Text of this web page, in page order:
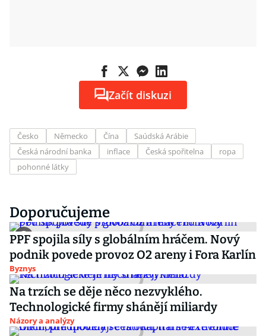
Začít diskuzi
Česko Německo Čína
Saúdská Arábie
Česká národní banka
inflace Česká spořitelna
ropa
pohonné látky
Doporučujeme
PPF spojila síly s globálním hráčem. Nový
podnik povede provoz O2 areny i Fora Karlín
Byznys
Na trzích se děje něco nezvyklého.
Technologické firmy shánějí miliardy
Názory a analýzy